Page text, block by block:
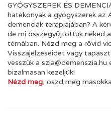
GYÓGYSZEREK ÉS
hatékonyak a gyógyszerek az
demenciák terápiájában? A
de mi összegyűjtöttük neked
témában. Nézd meg a rövid
Visszajelzéseidet vagy
vesszük a
bizalmasan kezeljük!
Nézd meg, oszd meg